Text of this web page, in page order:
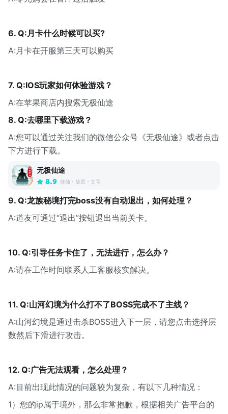
6. Q:月卡什么时候可以买?
A:月卡在开服第三天可以购买
7. Q:IOS玩家如何体验游戏？
A:在苹果商店内搜索无极仙途
8. Q:去哪里下载游戏？
A:您可以通过关注我们的微信公众号《无极仙途》或者点击
下方进行下载。
无极仙途
8.9 修仙 放置 文字
9. Q:龙族秘境打完boss没有自动退出，如何处理？
A:道友可通过“退出”按钮退出当前关卡。
10. Q:引导任务卡住了，无法进行，怎么办？
A:请在工作时间联系人工客服核实解决。
11. Q:山河幻境为什么打不了BOSS完成不了主线？
A:山河幻境是通过击杀BOSS进入下一层，请您点击选择层
数然后下滑进行攻击。
12. Q:广告无法观看，怎么处理？
A:目前出现此情况的问题较为复杂，有以下几种情况：
1）您的ip属于境外，那么非常抱歉，根据相关广告平台的